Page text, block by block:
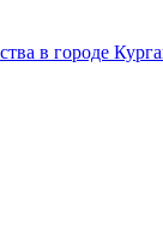
в городе